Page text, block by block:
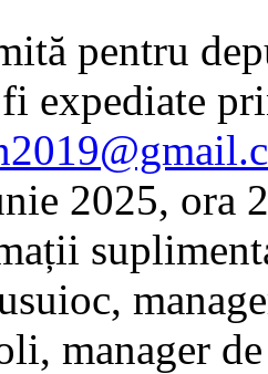
pentru
expediate
2025, ora
manager